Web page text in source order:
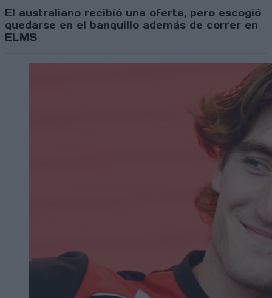
El australiano recibió una oferta, pero escogió
quedarse en el banquillo además de correr en
ELMS